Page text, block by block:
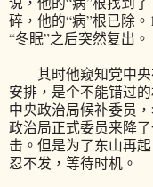
碎，他的“病”根已除
“冬眠”之后突然复出。
其时他窥知党中央
安排，是个不能错过
中央政治局候补委员
政治局正式委员来降
击。但是为了东山再
忍不发，等待时机。